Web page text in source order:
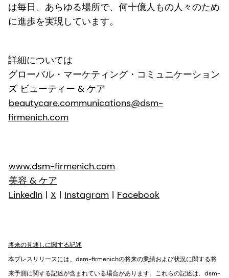
は毎日、あらゆる場所で、何十億人もの人々のため
に進歩を実現しています。
詳細については
グローバル・マーケティング・コミュニケーション
ズ ビューティー & ケア
beautycare.communications@dsm-
firmenich.com
www.dsm-firmenich.com
美容 & ケア
LinkedIn | X | Instagram | Facebook
将来の見通しに関する記述
本プレスリリースには、dsm-firmenichの将来の業績および状況に関する将
来予測に関する記述が含まれている場合があります。これらの記述は、dsm-